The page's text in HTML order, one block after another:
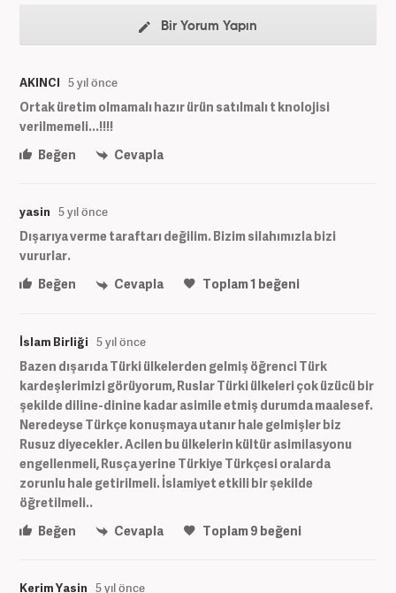
Bir Yorum Yapın
AKINCI 5 yıl önce
Ortak üretim olmamalı hazır ürün satılmalı t knolojisi
verilmemeli...!!!!
Beğen
Cevapla
yasin 5 yıl önce
Dışarıya verme taraftarı değilim. Bizim silahımızla bizi
vururlar.
Beğen
Cevapla Toplam1 beğeni
İslam Birliği 5 yıl önce
Bazen dışarıda Türki ülkelerden gelmiş öğrenci Türk
kardeşlerimizi görüyorum, Ruslar Türki ülkeleri çok üzücü bir
şekilde diline-dinine kadar asimile etmiş durumda maalesef.
Neredeyse Türkçe konuşmaya utanır hale gelmişler biz
Rusuz diyecekler. Acilen bu ülkelerin kültür asimilasyonu
engellenmeli, Rusça yerine Türkiye Türkçesi oralarda
zorunlu hale getirilmeli. İslamiyet etkili bir şekilde
öğretilmeli..
Beğen
Cevapla Toplam9 beğeni
Kerim Yasin 5 yıl önce